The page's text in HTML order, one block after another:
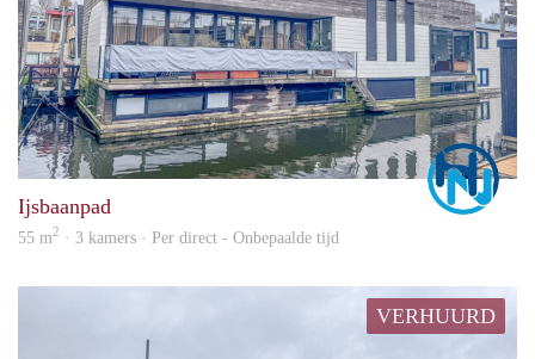
Ijsbaanpad
55 m2 · 3 kamers · Per direct - Onbepaalde tijd
VERHUURD